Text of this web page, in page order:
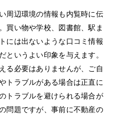
周辺環境の情報も内覧時に伝
買い物や学校、図書館、駅ま
には出ないような口コミ情報
というよい印象を与えます。
る必要はありませんが、ご自
トラブルがある場合は正直に
トラブルを避けられる場合が
問題ですが、事前に不動産の